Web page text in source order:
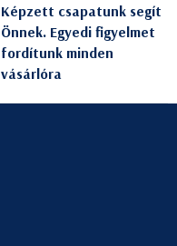
Képzett csapatunk segít
Önnek. Egyedi figyelmet
fordítunk minden
vásárlóra